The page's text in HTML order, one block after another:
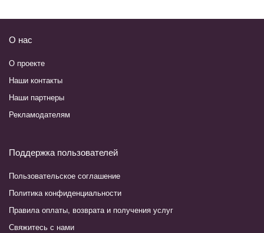
О нас
О проекте
Наши контакты
Наши партнеры
Рекламодателям
Поддержка пользователей
Пользовательское соглашение
Политика конфиденциальности
Правила оплаты, возврата и получения услуг
Свяжитесь с нами